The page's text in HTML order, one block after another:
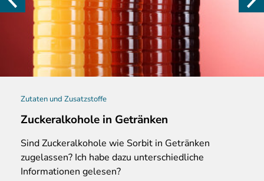
Zutaten und Zusatzstoffe
Zuckeralkohole in Getränken
SindZuckeralkohole wie Sorbit in Getränken
zugelassen? Ich habe dazu unterschiedliche
Informationen gelesen?